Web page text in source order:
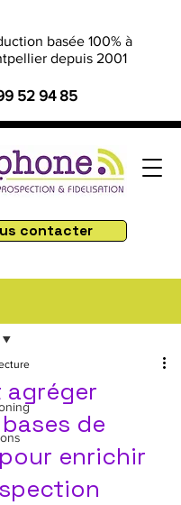
contacter
basée 100% à
depuis 2001
52 94 85
agréger
de
enrichir